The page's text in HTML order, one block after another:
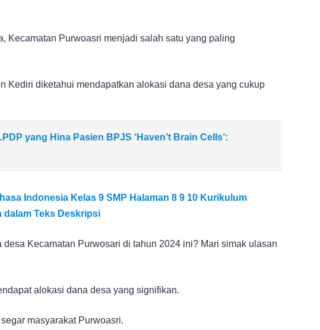
Kecamatan Purwoasri menjadi salah satu yang paling
Kediri diketahui mendapatkan alokasi dana desa yang cukup
yang Hina Pasien BPJS ‘Haven’t Brain Cells’:
Indonesia Kelas 9 SMP Halaman 8 9 10 Kurikulum
dalam Teks Deskripsi
desa Kecamatan Purwosari di tahun 2024 ini? Mari simak ulasan
alokasi dana desa yang signifikan.
masyarakat Purwoasri.